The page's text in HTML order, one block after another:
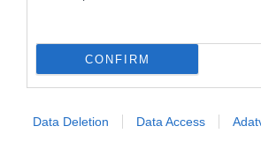
CONFIRM
Data Deletion Data Access